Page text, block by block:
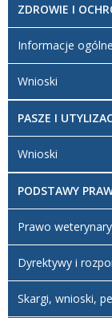
ZDROWIE I
Informacje ogólne
Wnioski
PASZE I
Wnioski
PODSTAWY
Prawo
Dyrektywy i
Skargi, wnioski,